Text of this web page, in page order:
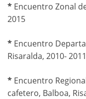
* Encuentro Zonal
2015
* Encuentro
Risaralda, 2010-
* Encuentro
cafetero, Balboa,